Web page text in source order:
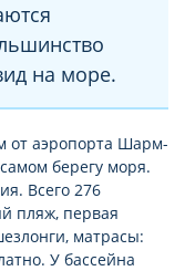
на море.
от аэропорта Шарм-
берегу моря.
Всего 276
пляж, первая
матрасы:
У бассейна